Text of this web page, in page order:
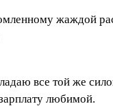
жаждой
все той же
любимой.